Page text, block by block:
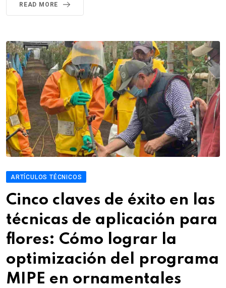
READ MORE
ARTÍCULOS TÉCNICOS
Cinco claves de éxito en las
técnicas de aplicación para
flores: Cómo lograr la
optimización del programa
MIPE en ornamentales